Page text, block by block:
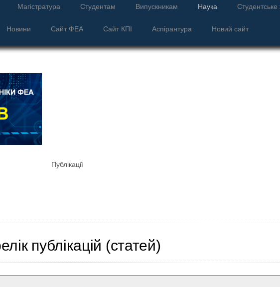
Магістратура Студентам Випускникам Наука Студентське
Новини Сайт ФЕА Сайт КПІ Аспірантура Новий сайт
Публікації
публікацій (статей)